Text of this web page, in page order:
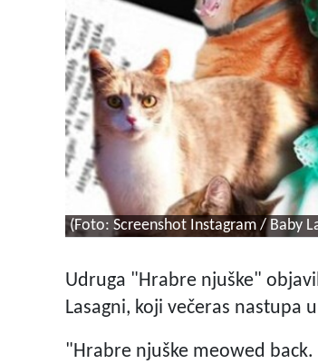
(Foto: Screenshot Instagram / Baby
Udruga "Hrabre njuške"
Lasagni, koji večeras nastupa
"Hrabre njuške meowed